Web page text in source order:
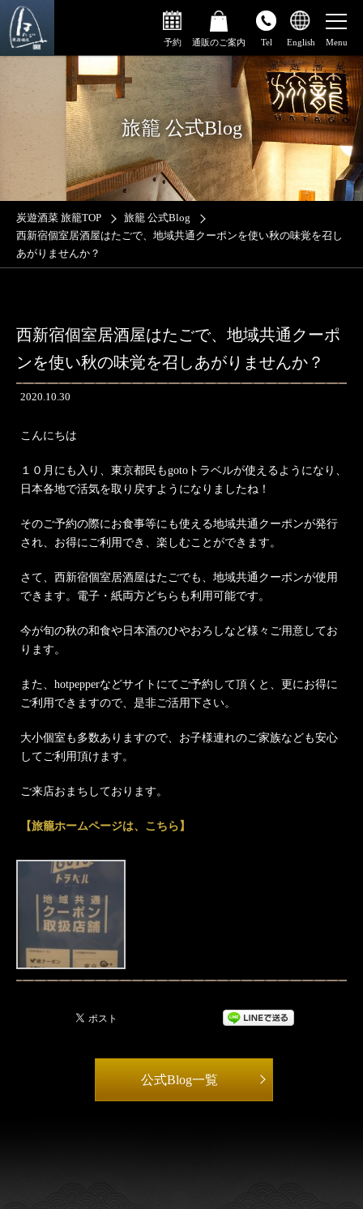
旅籠 公式Blog
炭遊酒菜 旅籠TOP
旅籠 公式Blog
西新宿個室居酒屋はたごで、地域共通クーポンを使い秋の味覚を召し
あがりませんか？
西新宿個室居酒屋はたごで、地域共通クーポ
ンを使い秋の味覚を召しあがりませんか？
2020.10.30
こんにちは
１０月にも入り、東京都民もgotoトラベルが使えるようになり、
日本各地で活気を取り戻すようになりましたね！
そのご予約の際にお食事等にも使える地域共通クーポンが発行
され、お得にご利用でき、楽しむことができます。
さて、西新宿個室居酒屋はたごでも、地域共通クーポンが使用
できます。電子・紙両方どちらも利用可能です。
今が旬の秋の和食や日本酒のひやおろしなど様々ご用意してお
ります。
また、hotpepperなどサイトにてご予約して頂くと、更にお得に
ご利用できますので、是非ご活用下さい。
大小個室も多数ありますので、お子様連れのご家族なども安心
してご利用頂けます。
ご来店おまちしております。
【旅籠ホームページは、こちら】
公式Blog一覧
予約 通販のご案内 Tel English